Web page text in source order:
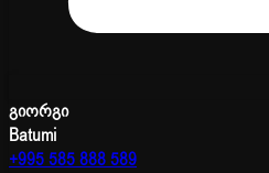
გიორგი
Batumi
+995 585 888 589